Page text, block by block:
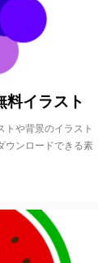
イラスト
トや背景のイラスト
ウンロードできる素